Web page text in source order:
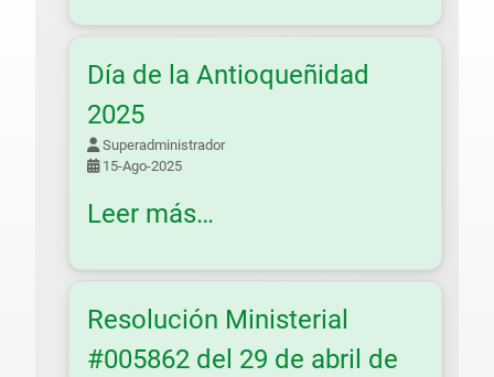
Día de la Antioqueñidad
2025
Superadministrador
15-Ago-2025
Leer más…
Resolución Ministerial
#005862 del 29 de abril de